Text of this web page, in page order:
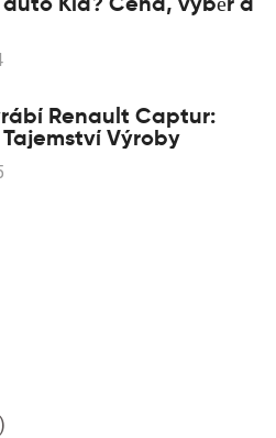
Renault Captur:
Výroby